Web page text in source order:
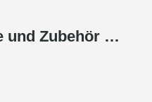
und Zubehör …